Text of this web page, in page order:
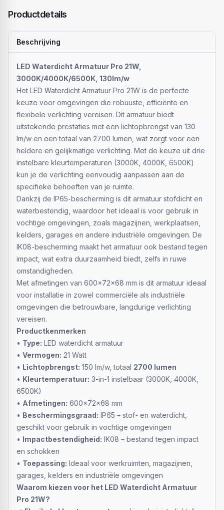
Productdetails
Beschrijving
LED Waterdicht Armatuur Pro 21W,
3000K/4000K/6500K, 130lm/w
Het LED Waterdicht Armatuur Pro 21W is de perfecte
keuze voor omgevingen die robuuste, efficiënte en
flexibele verlichting vereisen. Dit armatuur biedt
uitstekende prestaties met een lichtopbrengst van 130
lm/w en een totaal van 2700 lumen, wat zorgt voor een
heldere en gelijkmatige verlichting. Met de keuze uit drie
instelbare kleurtemperaturen (3000K, 4000K, 6500K)
kun je de verlichting eenvoudig aanpassen aan de
specifieke behoeften van je ruimte.
Dankzij de IP65-bescherming is dit armatuur stofdicht en
waterbestendig, waardoor het ideaal is voor gebruik in
vochtige omgevingen, zoals magazijnen, werkplaatsen,
kelders, garages en andere industriële omgevingen. De
IK08-bescherming maakt het armatuur ook bestand tegen
impact, wat extra duurzaamheid biedt, zelfs in ruwe
omstandigheden.
Met afmetingen van 600x72x68 mm is dit armatuur ideaal
voor installatie in zowel commerciële als industriële
omgevingen die betrouwbare, langdurige verlichting
vereisen.
Productkenmerken
• Type: LED waterdicht armatuur
• Vermogen: 21 Watt
• Lichtopbrengst: 150 lm/w, totaal 2700 lumen
• Kleurtemperatuur: 3-in-1 instelbaar (3000K, 4000K,
6500K)
• Afmetingen: 600x72x68 mm
• Beschermingsgraad: IP65 – stof- en waterdicht,
geschikt voor gebruik in vochtige omgevingen
• Impactbestendigheid: IK08 – bestand tegen impact
en schokken
• Toepassing: Ideaal voor werkruimten, magazijnen,
garages, kelders en industriële omgevingen
Waarom kiezen voor het LED Waterdicht Armatuur
Pro 21W?